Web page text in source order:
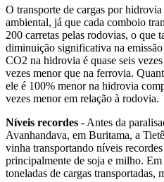
O transporte de cargas por
ambiental, já que cada comboio
200 carretas pelas rodovias, o que
diminuição significativa na
CO2 na hidrovia é quase seis
vezes menor que na ferrovia.
ele é 100% menor na hidrovia
vezes menor em relação à rodovia.
Níveis recordes - Antes da
Avanhandava, em Buritama, a
vinha transportando níveis
principalmente de soja e milho.
toneladas de cargas transportadas,